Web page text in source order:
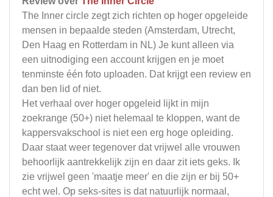
The Inner circle zegt zich richten op hoger opgeleide
mensen in bepaalde steden (Amsterdam, Utrecht,
Den Haag en Rotterdam in NL) Je kunt alleen via
een uitnodiging een account krijgen en je moet
tenminste één foto uploaden. Dat krijgt een review en
dan ben lid of niet.
Het verhaal over hoger opgeleid lijkt in mijn
zoekrange (50+) niet helemaal te kloppen, want de
kappersvakschool is niet een erg hoge opleiding.
Daar staat weer tegenover dat vrijwel alle vrouwen
behoorlijk aantrekkelijk zijn en daar zit iets geks. Ik
zie vrijwel geen 'maatje meer' en die zijn er bij 50+
echt wel. Op seks-sites is dat natuurlijk normaal,